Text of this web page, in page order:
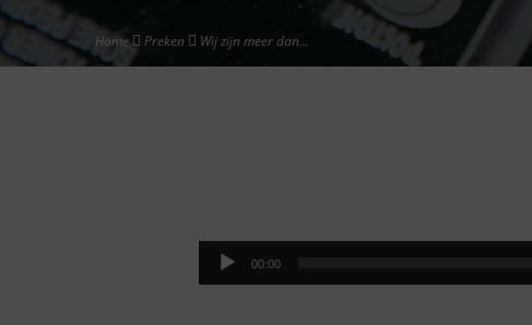
Home Preken Wij zijn meer dan…
Audiospeler
00:00